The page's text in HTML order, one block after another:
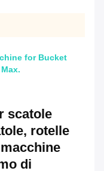
for Bucket
scatole
rotelle
di